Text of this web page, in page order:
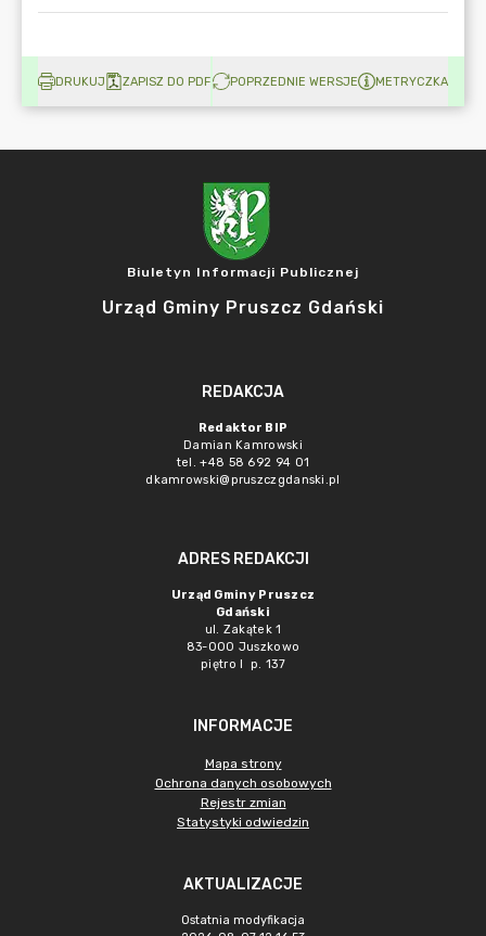
DRUKUJ ZAPISZ DO PDF POPRZEDNIE WERSJE METRYCZKA
Biuletyn Informacji Publicznej
Urząd Gminy Pruszcz Gdański
REDAKCJA
Redaktor BIP
Damian Kamrowski
tel. +48 58 692 94 01
dkamrowski@pruszczgdanski.pl
ADRES REDAKCJI
Urząd Gminy Pruszcz
Gdański
ul. Zakątek 1
83-000 Juszkowo
piętro I p. 137
INFORMACJE
Mapa strony
Ochrona danych osobowych
Rejestr zmian
Statystyki odwiedzin
AKTUALIZACJE
Ostatnia modyfikacja